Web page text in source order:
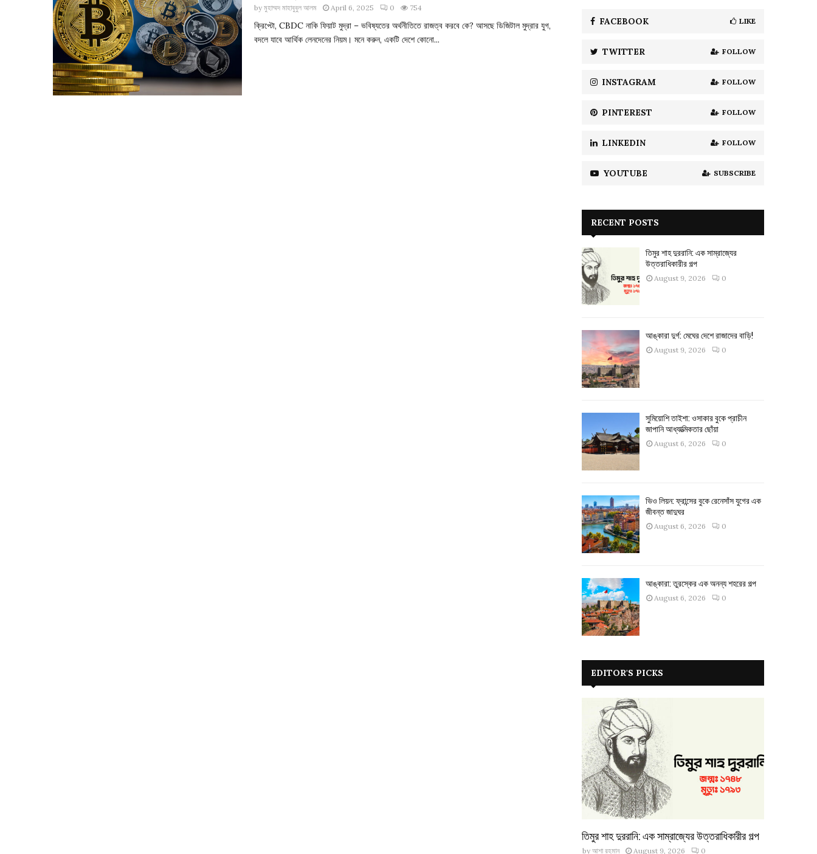
byমুহাম্মদ মাহাবুবুল আলম April 6, 2025 0 754
ক্রিপ্টো, CBDC নাকি ফিয়াট মুদ্রা – ভবিষ্যতের অর্থনীতিতে রাজত্ব করবে কে? আসছে ডিজিটাল মুদ্রার যুগ,
বদলে যাবে আর্থিক লেনদেনের নিয়ম। মনে করুন, একটি দেশে কোনো...
C
H
FACEBOOK LIKE
TWITTER FOLLOW
INSTAGRAM FOLLOW
PINTEREST FOLLOW
LINKEDIN FOLLOW
YOUTUBE SUBSCRIBE
RECENT POSTS
তিমুর শাহ দুররানি: এক সাম্রাজ্যের
উত্তরাধিকারীর গল্প
August 9, 2026 0
আঙ্কারা দুর্গ: মেঘের দেশে রাজাদের বাড়ি!
August 9, 2026 0
সুমিয়োশি তাইশা: ওসাকার বুকে প্রাচীন
জাপানি আধ্যাত্মিকতার ছোঁয়া
August 6, 2026 0
ভিও লিয়ন: ফ্রান্সের বুকে রেনেসাঁস যুগের এক
জীবন্ত জাদুঘর
August 6, 2026 0
আঙ্কারা: তুরস্কের এক অনন্য শহরের গল্প
August 6, 2026 0
EDITOR'S PICKS
তিমুর শাহ দুররানি: এক সাম্রাজ্যের উত্তরাধিকারীর গল্প
by আশা রহমান August 9, 2026 0